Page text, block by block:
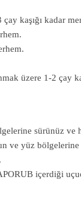
kaşığı kadar
üzere 1-2 çay
sürünüz
ve yüz
içerdiği